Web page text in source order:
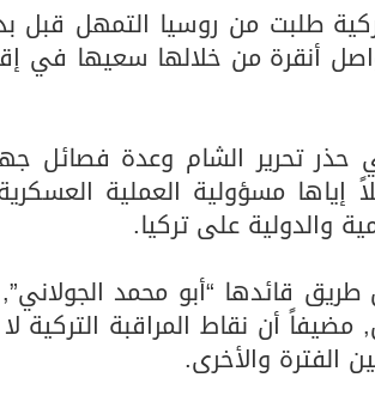
طلبت من روسيا التمهل قبل
أنقرة من خلالها سعيها في
حذر تحرير الشام وعدة فصائل
مسؤولية العملية
والدولية على تركيا.
قائدها “أبو محمد
أن نقاط المراقبة التركية لا
الفترة والأخرى.